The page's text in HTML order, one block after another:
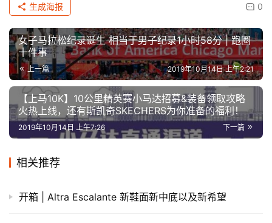
0
生成海报
女子马拉松纪录诞生 相当于男子纪录1小时58分 | 跑圈
十件事
上一篇 2019年10月14日 上午2:21
【上马10K】10公里精英赛小马达招募&装备领取攻略
火热上线，还有斯凯奇SKECHERS为你准备的福利！
下一篇
2019年10月14日 上午7:26
相关推荐
开箱 | Altra Escalante 新鞋面新中底以及新希望